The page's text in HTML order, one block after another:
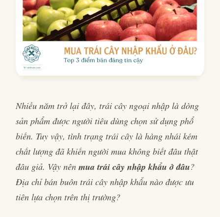
Nhiều năm trở lại đây, trái cây ngoại nhập là dòng
sản phẩm được người tiêu dùng chọn sử dụng phổ
biến. Tuy vậy, tình trạng trái cây là hàng nhái kém
chất lượng đã khiến người mua không biết đâu thật
đâu giả. Vậy nên mua trái cây nhập khẩu ở đâu?
Địa chỉ bán buôn trái cây nhập khẩu nào được ưu
tiên lựa chọn trên thị trường?